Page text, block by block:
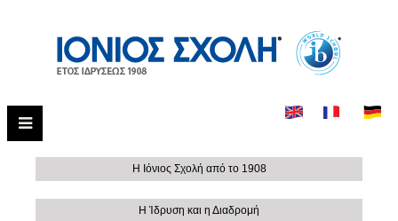
Η Ιόνιος Σχολή από το 1908
Η Ίδρυση και η Διαδρομή